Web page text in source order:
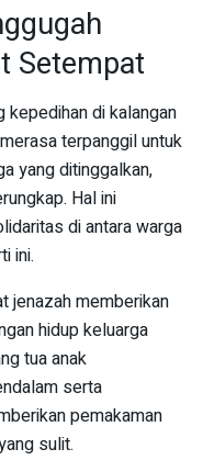
Setempat
kepedihan di kalangan
terpanggil untuk
yang ditinggalkan,
Hal ini
di antara warga
ini.
jenazah memberikan
hidup keluarga
tua anak
serta
pemakaman
sulit.